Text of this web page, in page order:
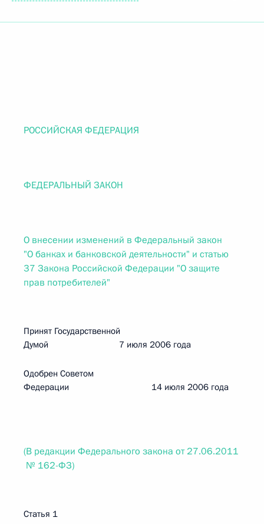
РОССИЙСКАЯ ФЕДЕРАЦИЯ
ФЕДЕРАЛЬНЫЙ ЗАКОН
О внесении изменений в Федеральный закон
"О банках и банковской деятельности" и статью
37 Закона Российской Федерации "О защите
прав потребителей"
Принят Государственной
Думой 7 июля 2006 года
Одобрен Советом
Федерации 14 июля 2006 года
(В редакции Федерального закона от 27.06.2011
№ 162-ФЗ)
Статья 1